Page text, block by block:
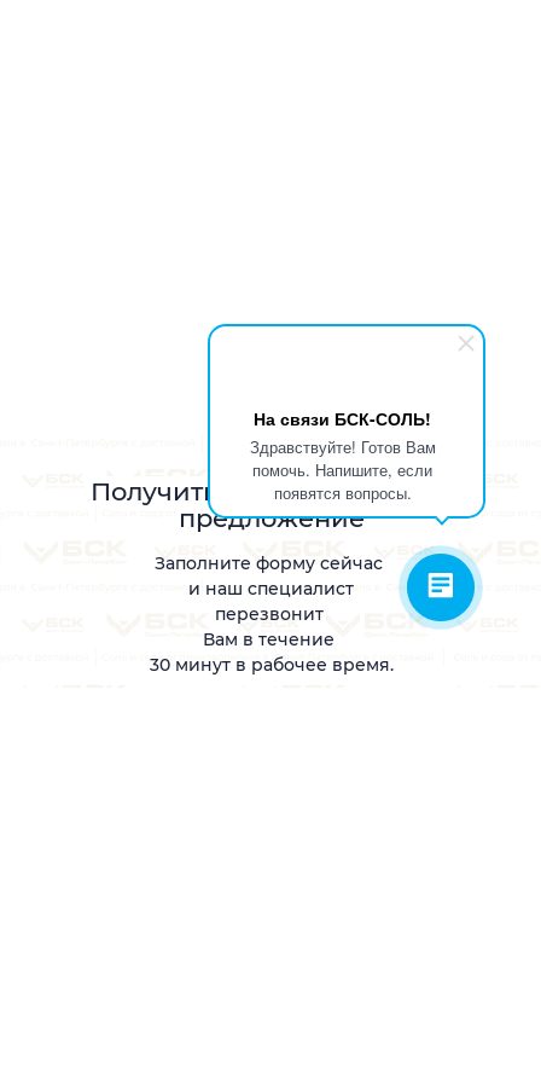
На связи БСК-СОЛЬ!
Здравствуйте! Готов Вам
помочь. Напишите, если
появятся вопросы.
Получить индивидуальное
предложение
Заполните форму сейчас
и наш специалист
перезвонит
Вам в течение
30 минут в рабочее время.